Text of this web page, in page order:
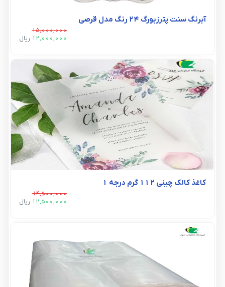
آبرنگ سنت پترزبورگ 24 رنگ مدل قرصی
15,000,000
12,000,000 ريال
کاغذ کالک چینی 112 گرم درجه 1
14,500,000
12,500,000 ريال